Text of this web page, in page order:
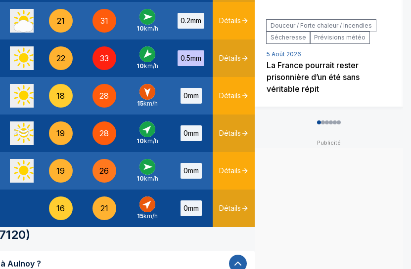
21 31
O -
10km/h
0.2mm Détails
22 33
NE -
10km/h
0.5mm Détails
18 28
N -
15km/h
0mm Détails
19 28
SO -
10km/h
0mm Détails
19 26
O -
10km/h
0mm Détails
16 21
SO -
15km/h
0mm Détails
)
jeudi 6 aout à Aulnoy ?
Douceur / Forte chaleur / Incendies
Sécheresse
Prévisions météo
5 Août 2026
La France pourrait rester
prisonnière d’un été sans
véritable répit